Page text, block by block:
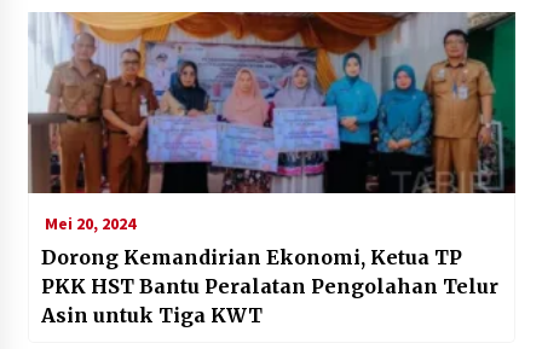
Mei 20, 2024
Dorong Kemandirian Ekonomi, Ketua TP
PKK HST Bantu Peralatan Pengolahan Telur
Asin untuk Tiga KWT